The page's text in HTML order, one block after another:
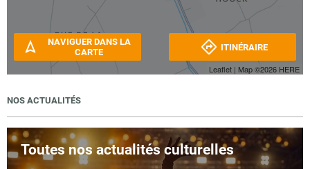
Leaflet | Map ©2026 HERE
NAVIGUER DANS LA
CARTE
ITINÉRAIRE
NOS ACTUALITÉS
Toutes nos actualités culturelles